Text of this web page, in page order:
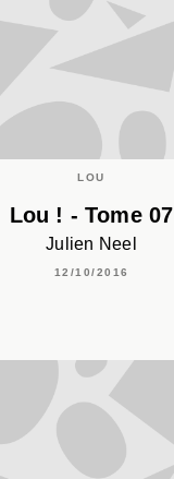
LOU
Lou ! - Tome 07
Julien Neel
12/10/2016